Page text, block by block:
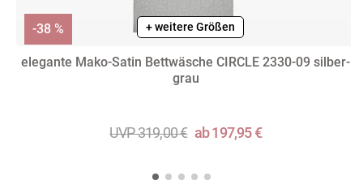
+ weitere Größen
elegante Mako-Satin Bettwäsche CIRCLE 2330-09 silber-
grau
UVP 319,00 € ab 197,95 €
-38 %